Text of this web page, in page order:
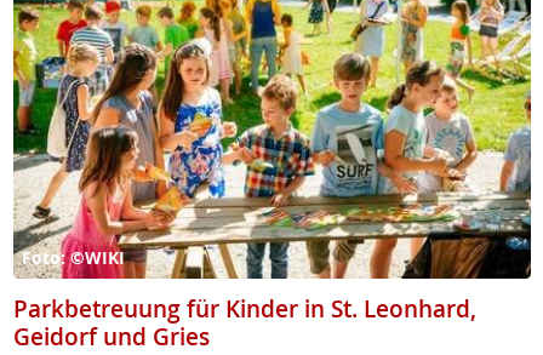
Foto: ©WIKI
Parkbetreuung für Kinder in St. Leonhard,
Geidorf und Gries